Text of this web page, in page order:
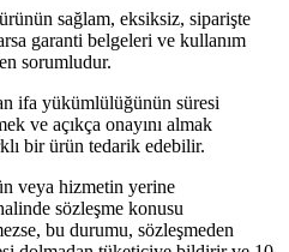
sağlam, eksiksiz, siparişte
garanti belgeleri ve kullanım
sorumludur.
ifa yükümlülüğünün süresi
ve açıkça onayını almak
bir ürün tedarik edebilir.
veya hizmetin yerine
sözleşme konusu
bu durumu, sözleşmeden